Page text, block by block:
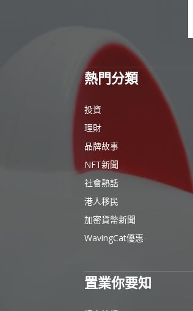
熱門分類
投資
理財
品牌故事
NFT新聞
社會熱話
港人移民
加密貨幣新聞
WavingCat優惠
置業你要知